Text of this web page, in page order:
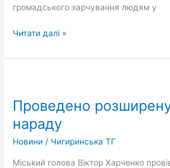
громадського харчування людям у
Читати далі »
Проведено
нараду
Новини / Чигиринська ТГ
Міський голова Віктор Харченко
апаратну